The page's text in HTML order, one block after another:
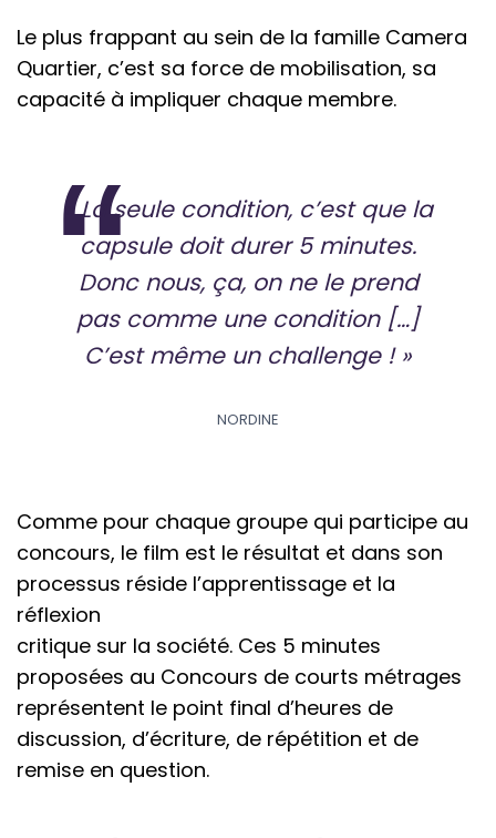
Le plus frappant au sein de la famille Camera
Quartier, c’est sa force de mobilisation, sa
capacité à impliquer chaque membre.
« La seule condition, c’est que la
capsule doit durer 5 minutes.
Donc nous, ça, on ne le prend
pas comme une condition […]
C’est même un challenge ! »
NORDINE
Comme pour chaque groupe qui participe au
concours, le film est le résultat et dans son
processus réside l’apprentissage et la
réflexion
critique sur la société. Ces 5 minutes
proposées au Concours de courts métrages
représentent le point final d’heures de
discussion, d’écriture, de répétition et de
remise en question.